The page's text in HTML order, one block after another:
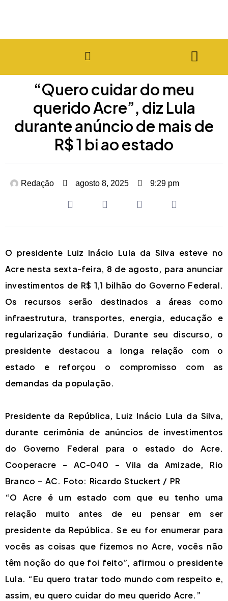
“Quero cuidar do meu
querido Acre”, diz Lula
durante anúncio de mais de
R$ 1 bi ao estado
Redação agosto 8, 2025 9:29 pm
O presidente Luiz Inácio Lula da Silva esteve no
Acre nesta sexta-feira, 8 de agosto, para anunciar
investimentos de R$ 1,1 bilhão do Governo Federal.
Os recursos serão destinados a áreas como
infraestrutura, transportes, energia, educação e
regularização fundiária. Durante seu discurso, o
presidente destacou a longa relação com o
estado e reforçou o compromisso com as
demandas da população.
Presidente da República, Luiz Inácio Lula da Silva,
durante cerimônia de anúncios de investimentos
do Governo Federal para o estado do Acre.
Cooperacre – AC-040 – Vila da Amizade, Rio
Branco – AC. Foto: Ricardo Stuckert / PR
“O Acre é um estado com que eu tenho uma
relação muito antes de eu pensar em ser
presidente da República. Se eu for enumerar para
vocês as coisas que fizemos no Acre, vocês não
têm noção do que foi feito”, afirmou o presidente
Lula. “Eu quero tratar todo mundo com respeito e,
assim, eu quero cuidar do meu querido Acre.”